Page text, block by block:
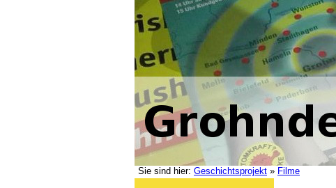
Sie sind hier: Geschichtsprojekt » Filme